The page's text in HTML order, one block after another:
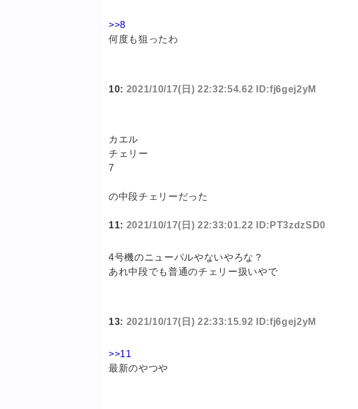
>>8
何度も狙ったわ
10: 2021/10/17(日) 22:32:54.62 ID:fj6gej2yM
カエル
チェリー
7
の中段チェリーだった
11: 2021/10/17(日) 22:33:01.22 ID:PT3zdzSD0
4号機のニューパルやないやろな？
あれ中段でも普通のチェリー扱いやで
13: 2021/10/17(日) 22:33:15.92 ID:fj6gej2yM
>>11
最新のやつや